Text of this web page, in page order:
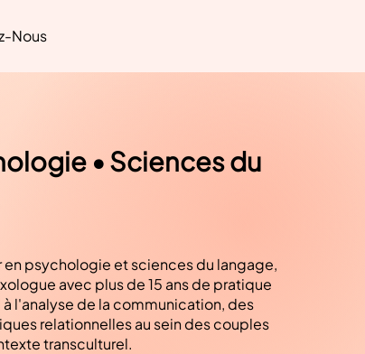
Nous
• Sciences du
psychologie et sciences du langage,
avec plus de 15 ans de pratique
l'analyse de la communication, des
relationnelles au sein des couples
transculturel.